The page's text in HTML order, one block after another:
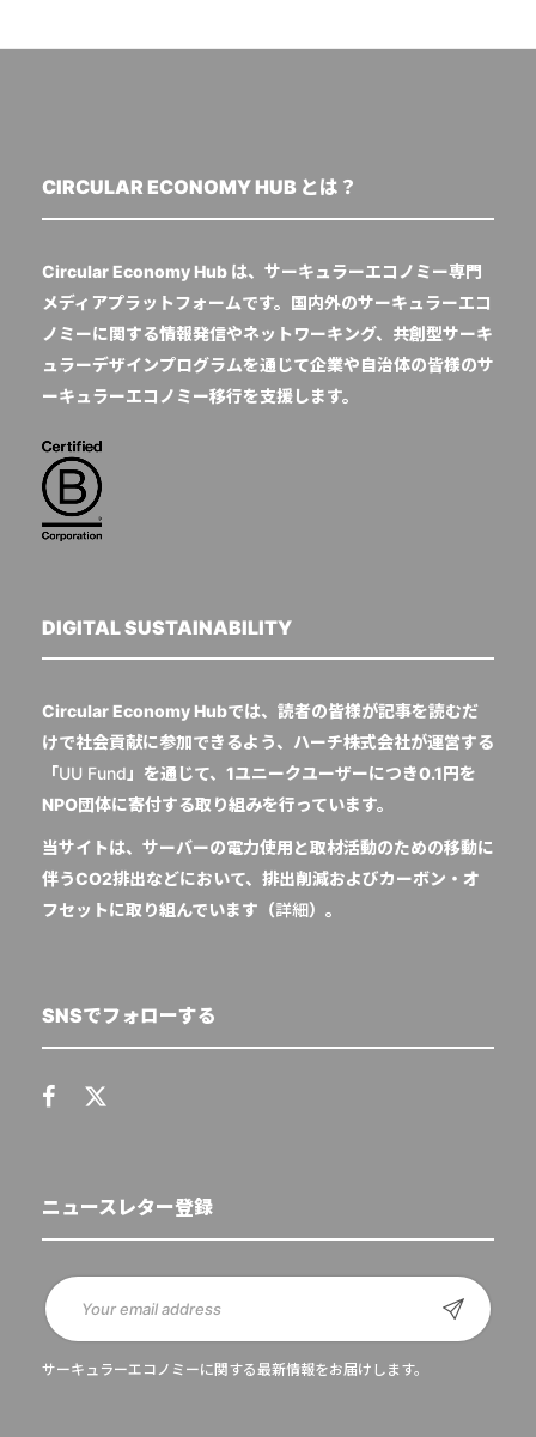
CIRCULAR ECONOMY HUB とは？
Circular Economy Hub は、サーキュラーエコノミー専門
メディアプラットフォームです。国内外のサーキュラーエコ
ノミーに関する情報発信やネットワーキング、共創型サーキ
ュラーデザインプログラムを通じて企業や自治体の皆様のサ
ーキュラーエコノミー移行を支援します。
DIGITAL SUSTAINABILITY
Circular Economy Hubでは、読者の皆様が記事を読むだ
けで社会貢献に参加できるよう、ハーチ株式会社が運営する
「UU Fund 」を通じて、1ユニークユーザーにつき0.1円を
NPO団体に寄付する取り組みを行っています。
当サイトは、サーバーの電力使用と取材活動のための移動に
伴うCO2排出などにおいて、排出削減およびカーボン・オ
フセットに取り組んでいます（詳細）。
SNSでフォローする
ニュースレター登録
サーキュラーエコノミーに関する最新情報をお届けします。